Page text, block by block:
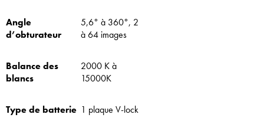
Angle
d’obturateur
5,6° à 360°, 2
à 64 images
Balance des
blancs
2000 K à
15000K
Type de batterie 1 plaque V-lock